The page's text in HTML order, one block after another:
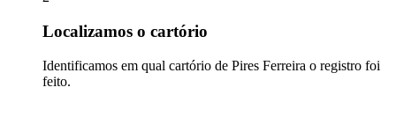
Localizamos o cartório
Identificamos em qual cartório de Pires Ferreira o registro foi
feito.